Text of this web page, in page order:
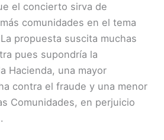
el concierto sirva de
comunidades en el tema
propuesta suscita muchas
pues supondría la
Hacienda, una mayor
contra el fraude y una menor
Comunidades, en perjuicio